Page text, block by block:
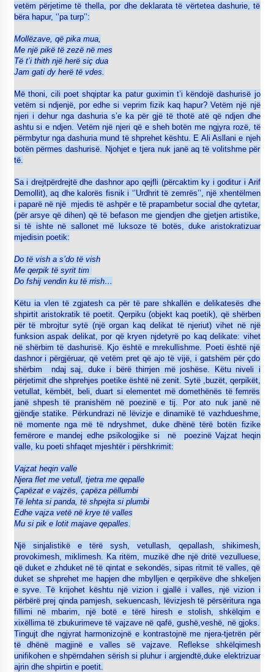
vetëm përjetime të thella, por dhe deklarata të vërtetea dashurie, të
bëra hapur, ‘’pa turp’’:
Mollëzave, që pika mua,
Me një pikë të zezë në mes
Të t’i thith një herë siç dua
Jam gati dy herë të vdes.
Më thoni, cili poet shqiptar ka patur guximin t’i këndojë dashurisë jo
vetëm si ndjenjë, por edhe si veprim fizik kaq hapur? Vetëm një një
njeri i dehur nga dashuria s’e ka për gjë të thotë atë që ndjen dhe
ashtu si e ndjen. Vetëm një njeri që e sheh botën me ngjyra rozë, të
përmbytur nga dashuria mund të shprehet kështu. E Ali Asllani e njeh
botën përmes dashurisë. Njohjet e tjera nuk janë aq të volitshme për
të.
Sa i drejtpërdrejtë dhe dashnor apo qejfli (përcaktim ky i goditur i Arif
Demollit), aq dhe kalorës fisnik i ‘’Urdhrit të zemrës’’, një xhentëlmen
i paparë në një mjedis të ashpër e të prapambetur social dhe qytetar,
(për arsye që dihen) që të befason me gjendjen dhe gjetjen artistike,
si të ishte në sallonet më luksoze të botës, duke aristokratizuar
mjedisin poetik:
Do të vish a s’do të vish
Me qerpik të syrit tim
Do fshij vendin ku të rrish…
Këtu ia vlen të zgjatesh ca për të pare shkallën e delikatesës dhe
shpirtit aristokratik të poetit. Qerpiku (objekt kaq poetik), që shërben
për të mbrojtur sytë (një organ kaq delikat të njeriut) vihet në një
funksion aspak delikat, por që kryen njdetyrë po kaq delikate: vihet
në shërbim të dashurisë. Kjo është e mrekullishme. Poeti është një
dashnor i përgjëruar, që vetëm pret që ajo të vijë, i gatshëm për çdo
shërbim ndaj saj, duke i bërë thirrjen më joshëse. Këtu niveli i
përjetimit dhe shprehjes poetike është në zenit. Sytë ,buzët, qerpikët,
vetullat, këmbët, beli, duart si elementet më domethënës të femrës
janë shpesh të pranishëm në poezinë e tij. Por ato nuk janë në
gjëndje statike. Përkundrazi në lëvizje e dinamikë të vazhdueshme,
në momente nga më të ndryshmet, duke dhënë tërë botën fizike
femërore e mandej edhe psikologjike si në poezinë Vajzat heqin
valle, ku poeti shfaqet mjeshtër i përshkrimit:
Vajzat heqin valle
Njera flet me vetull, tjetra me qepalle
Çapëzat e vajzës, çapëza pëllumbi
Të lehta si panda, të shpejta si plumbi
Edhe vajza vetë në krye të valles
Mu si pik e lotit majave qepalles.
Një sinjalistikë e tërë sysh, vetullash, qepallash, shikimesh,
provokimesh, miklimesh. Ka ritëm, muzikë dhe një dritë vezulluese,
që duket e zhduket në të qintat e sekondës, sipas ritmit të valles, që
duket se shprehet me hapjen dhe mbylljen e qerpikëve dhe shkeljen
e syve. Të krijohet kështu një vizion i gjallë i valles, një vizion i
përbërë prej qinda pamjesh, sekuencash, lëvizjesh të përsëritura nga
fillimi në mbarim, një botë e tërë hiresh e stolish, shkëlqim e
xixëllima të zbukurimeve të vajzave në qafë, gushë,veshë, në gjoks.
Tingujt dhe ngjyrat harmonizojnë e kontrastojnë me njera-tjetrën për
të dhënë magjinë e valles së vajzave. Reflekse shkëlqimesh
unifikohen e shpërndahen sërish si pluhur i argjendtë,duke elektrizuar
ajrin dhe shpirtin e poetit.